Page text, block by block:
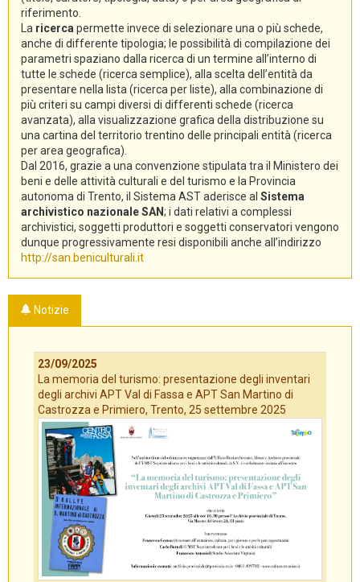
riferimento.
La ricerca permette invece di selezionare una o più schede,
anche di differente tipologia; le possibilità di compilazione dei
parametri spaziano dalla ricerca di un termine all’interno di
tutte le schede (ricerca semplice), alla scelta dell’entità da
presentare nella lista (ricerca per liste), alla combinazione di
più criteri su campi diversi di differenti schede (ricerca
avanzata), alla visualizzazione grafica della distribuzione su
una cartina del territorio trentino delle principali entità (ricerca
per area geografica).
Dal 2016, grazie a una convenzione stipulata tra il Ministero dei
beni e delle attività culturali e del turismo e la Provincia
autonoma di Trento, il Sistema AST aderisce al Sistema
archivistico nazionale SAN; i dati relativi a complessi
archivistici, soggetti produttori e soggetti conservatori vengono
dunque progressivamente resi disponibili anche all’indirizzo
http://san.beniculturali.it
Notizie
23/09/2025
La memoria del turismo: presentazione degli inventari
degli archivi APT Val di Fassa e APT San Martino di
Castrozza e Primiero, Trento, 25 settembre 2025